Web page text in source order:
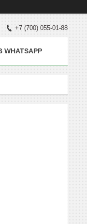
+7 (700) 055-01-88